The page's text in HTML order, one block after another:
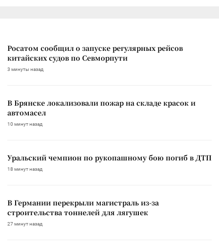
Росатом сообщил о запуске регулярных рейсов
китайских судов по Севморпути
3 минуты назад
В Брянске локализовали пожар на складе красок и
автомасел
10 минут назад
Уральский чемпион по рукопашному бою погиб в ДТП
18 минут назад
В Германии перекрыли магистраль из-за
строительства тоннелей для лягушек
27 минут назад